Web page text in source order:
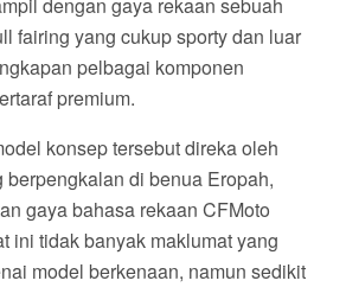
fairing yang cukup sporty dan luar
pelbagai komponen
premium.
konsep tersebut direka oleh
di benua Eropah,
gaya bahasa rekaan CFMoto
ini tidak banyak maklumat yang
model berkenaan, namun sedikit